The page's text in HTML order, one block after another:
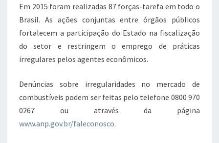
Em 2015 foram realizadas 87 forças-tarefa em todo o
Brasil. As ações conjuntas entre órgãos públicos
fortalecem a participação do Estado na fiscalização
do setor e restringem o emprego de práticas
irregulares pelos agentes econômicos.
Denúncias sobre irregularidades no mercado de
combustíveis podem ser feitas pelo telefone 0800 970
0267 ou através da página
www.anp.gov.br/faleconosco.